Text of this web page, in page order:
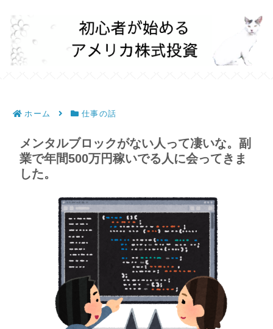
ホーム 仕事の話
メンタルブロックがない人って凄いな。副
業で年間500万円稼いでる人に会ってきま
した。